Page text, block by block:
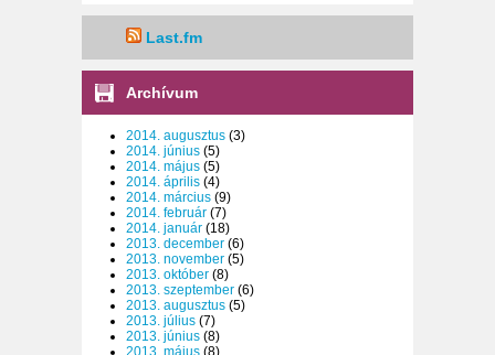
Last.fm
Archívum
2014. augusztus (3)
2014. június (5)
2014. május (5)
2014. április (4)
2014. március (9)
2014. február (7)
2014. január (18)
2013. december (6)
2013. november (5)
2013. október (8)
2013. szeptember (6)
2013. augusztus (5)
2013. július (7)
2013. június (8)
2013. május (8)